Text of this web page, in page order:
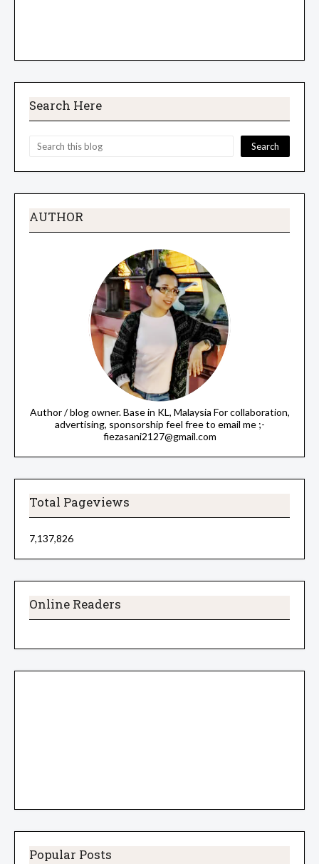
Search Here
AUTHOR
Author / blog owner. Base in KL, Malaysia For collaboration,
advertising, sponsorship feel free to email me ;-
fiezasani2127@gmail.com
Total Pageviews
7,137,826
Online Readers
Popular Posts